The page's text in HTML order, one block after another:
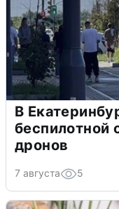
В
беспилотной
дронов
7 августа 5